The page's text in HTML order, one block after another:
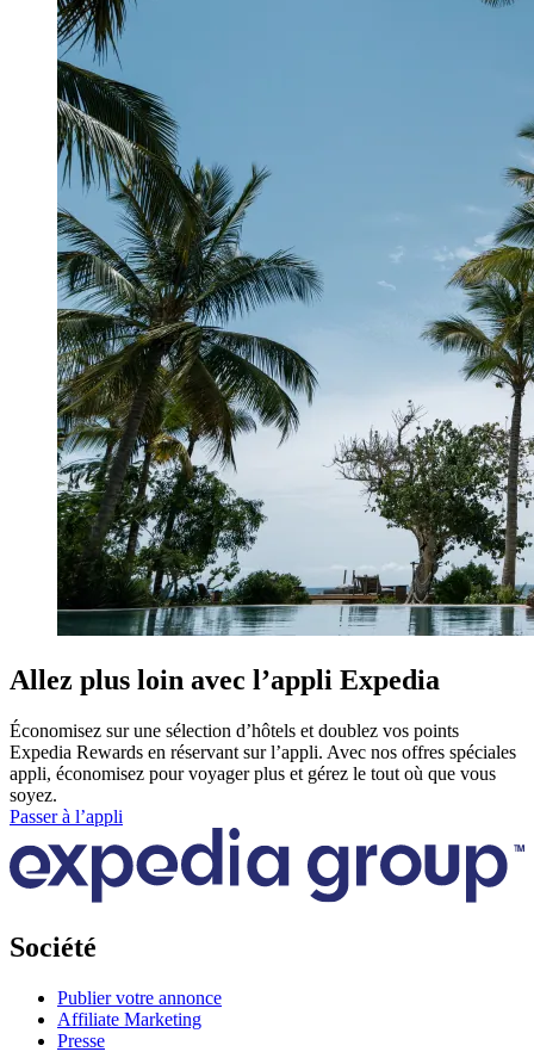
Allez plus loin avec l’appli Expedia
Économisez sur une sélection d’hôtels et doublez vos points
Expedia Rewards en réservant sur l’appli. Avec nos offres spéciales
appli, économisez pour voyager plus et gérez le tout où que vous
soyez.
Passer à l’appli
Société
Publier votre annonce
Affiliate Marketing
Presse